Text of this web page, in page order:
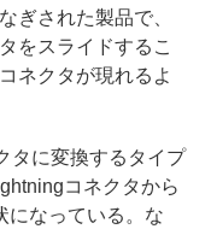
ぎされた製品で、
をスライドするこ
ネクタが現れるよ
タに変換するタイプ
コネクタから
になっている。な